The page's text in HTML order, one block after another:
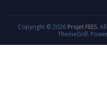
Copyright © 2026 Projet FEES.
ThemeGrill.